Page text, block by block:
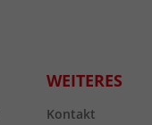
WEITERES
Kontakt